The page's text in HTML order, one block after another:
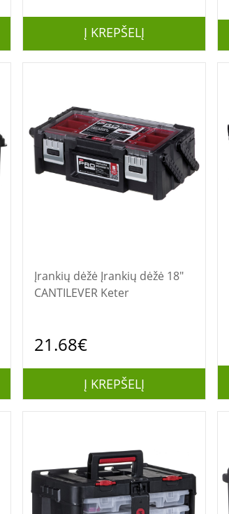
Į KREPŠELĮ
Įrankių dėžė Įrankių dėžė 18"
CANTILEVER Keter
21.68€
Į KREPŠELĮ